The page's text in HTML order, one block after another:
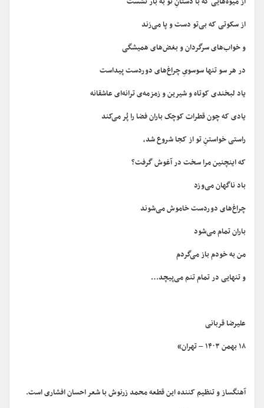
از سکوتی که بی‌تو دست و پا می‌زند
و خواب‌های سرگردان و بغض‌های همیشگی
در هر سو‌ تنها سوسویِ چراغ‌های دوردست پیداست
یاد لبخندی کوتاه و شیرین و زمزمه‌ی ترانه‌ای عاشقانه
یادی که چون قطرات کوچک باران فضا را پُر می‌کند
راستی خواستنِ تو از کجا شروع شد،
که اینچنین مرا سخت در آغوش گرفت؟
باد ناگهان می‌وزد
چراغ‌های دوردست خاموش می‌شوند
باران تمام می‌شود
من به خودم باز می‌گردم
و تنهایی در تمام تنم می‌پیچد…
علیرضا قربانی
۱۸ بهمن ۱۴۰۳ – تهران»
آهنگساز و تنظیم کننده این قطعه محمد زرنوش با شعر احسان افشاری است.